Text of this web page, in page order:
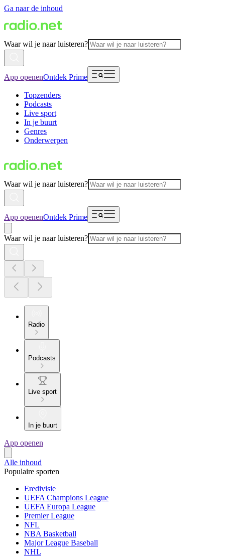
Ga naar de inhoud
Waar wil je naar luisteren?
App openenOntdek Prime
Topzenders
Podcasts
Live sport
In je buurt
Genres
Onderwerpen
Waar wil je naar luisteren?
App openenOntdek Prime
Waar wil je naar luisteren?
Radio
Podcasts
Live sport
In je buurt
App openen
Alle inhoud
Populaire sporten
Eredivisie
UEFA Champions League
UEFA Europa League
Premier League
NFL
NBA Basketball
Major League Baseball
NHL